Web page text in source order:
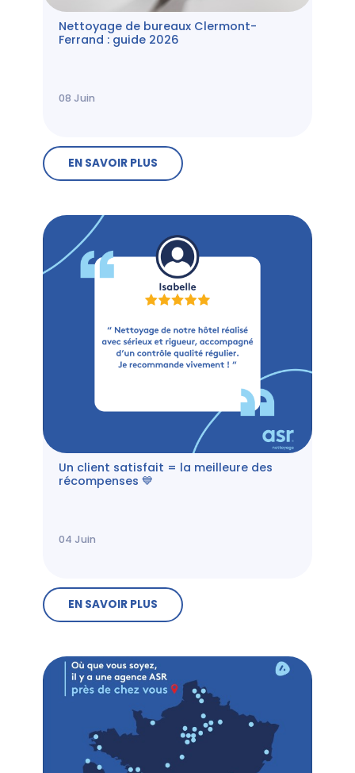
Nettoyage de bureaux Clermont-
Ferrand : guide 2026
08 Juin
EN SAVOIR PLUS
Un client satisfait = la meilleure des
récompenses 💙
04 Juin
EN SAVOIR PLUS